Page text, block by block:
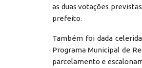
as duas votações
prefeito.
Também foi dada
Programa Municipal de
parcelamento e